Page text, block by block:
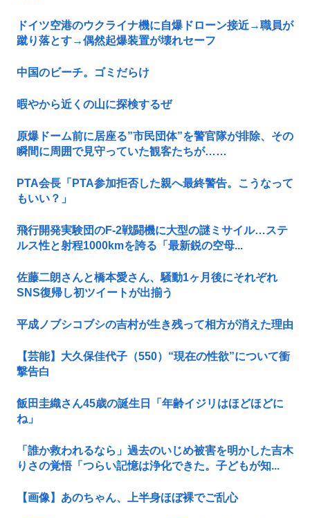
ドイツ空港のウクライナ機に自爆ドローン接近→職員が
蹴り落とす→偶然起爆装置が壊れセーフ
中国のビーチ。ゴミだらけ
暇やから近くの山に探検するぜ
原爆ドーム前に居座る”市民団体”を警官隊が排除、その
瞬間に周囲で見守っていた観客たちが……
PTA会長「PTA参加拒否した親へ最終警告。こうなって
もいい？」
飛行開発実験団のF-2戦闘機に大型の謎ミサイル…ステ
ルス性と射程1000kmを誇る「最新鋭の空母...
佐藤二朗さんと橋本愛さん、騒動1ヶ月後にそれぞれ
SNS復帰し初ツイートが出揃う
平成ノブシコブシの吉村が生き残って相方が消えた理由
【芸能】大久保佳代子（550）“現在の性欲”について衝
撃告白
飯田圭織さん45歳の誕生日「年齢イジリはほどほどに
ね」
「誰か救われるなら」過去のいじめ被害を明かした吉木
りさの覚悟「つらい記憶は浄化できた。子どもが知...
【画像】あのちゃん、上半身ほぼ裸でご乱心